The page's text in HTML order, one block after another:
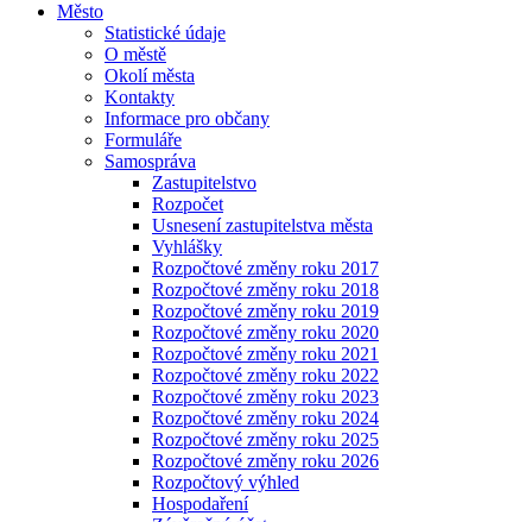
Město
Statistické údaje
O městě
Okolí města
Kontakty
Informace pro občany
Formuláře
Samospráva
Zastupitelstvo
Rozpočet
Usnesení zastupitelstva města
Vyhlášky
Rozpočtové změny roku 2017
Rozpočtové změny roku 2018
Rozpočtové změny roku 2019
Rozpočtové změny roku 2020
Rozpočtové změny roku 2021
Rozpočtové změny roku 2022
Rozpočtové změny roku 2023
Rozpočtové změny roku 2024
Rozpočtové změny roku 2025
Rozpočtové změny roku 2026
Rozpočtový výhled
Hospodaření